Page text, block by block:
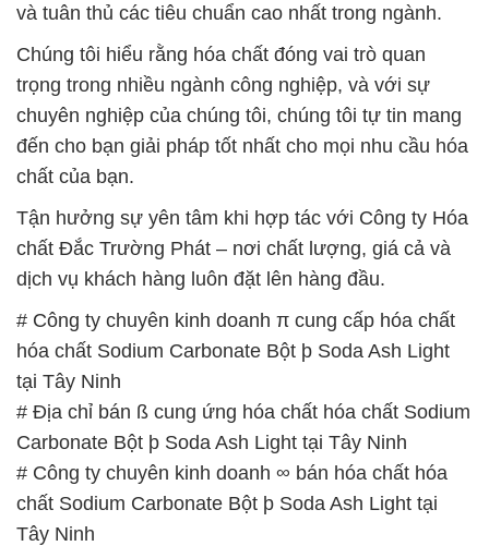
và tuân thủ các tiêu chuẩn cao nhất trong ngành.
Chúng tôi hiểu rằng hóa chất đóng vai trò quan
trọng trong nhiều ngành công nghiệp, và với sự
chuyên nghiệp của chúng tôi, chúng tôi tự tin mang
đến cho bạn giải pháp tốt nhất cho mọi nhu cầu hóa
chất của bạn.
Tận hưởng sự yên tâm khi hợp tác với Công ty Hóa
chất Đắc Trường Phát – nơi chất lượng, giá cả và
dịch vụ khách hàng luôn đặt lên hàng đầu.
# Công ty chuyên kinh doanh π cung cấp hóa chất
hóa chất Sodium Carbonate Bột þ Soda Ash Light
tại Tây Ninh
# Địa chỉ bán ß cung ứng hóa chất hóa chất Sodium
Carbonate Bột þ Soda Ash Light tại Tây Ninh
# Công ty chuyên kinh doanh ∞ bán hóa chất hóa
chất Sodium Carbonate Bột þ Soda Ash Light tại
Tây Ninh